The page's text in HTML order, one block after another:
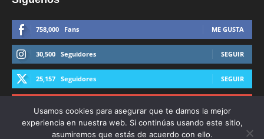
758,000 Fans ME GUSTA
30,500 Seguidores SEGUIR
25,157 Seguidores SEGUIR
Usamos cookies para asegurar que te damos la mejor
experiencia en nuestra web. Si continúas usando este sitio,
asumiremos que estás de acuerdo con ello.